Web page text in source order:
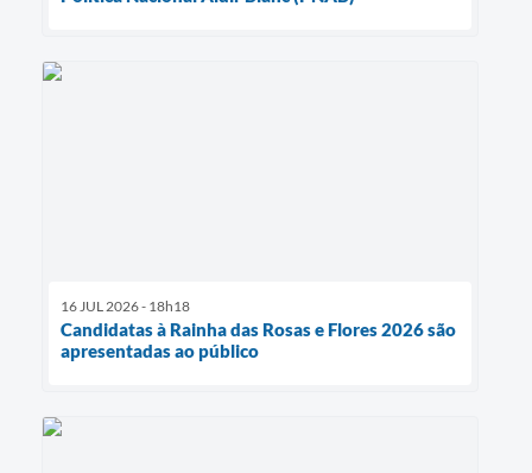
16 JUL 2026 - 18h18
Candidatas à Rainha das Rosas e Flores 2026 são
apresentadas ao público